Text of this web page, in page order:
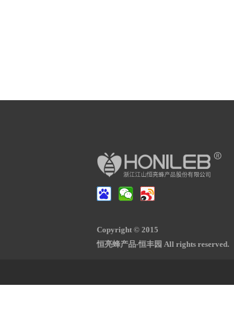
Copyright © 2015
恒亮蜂产品-恒丰园 All rights reserved.